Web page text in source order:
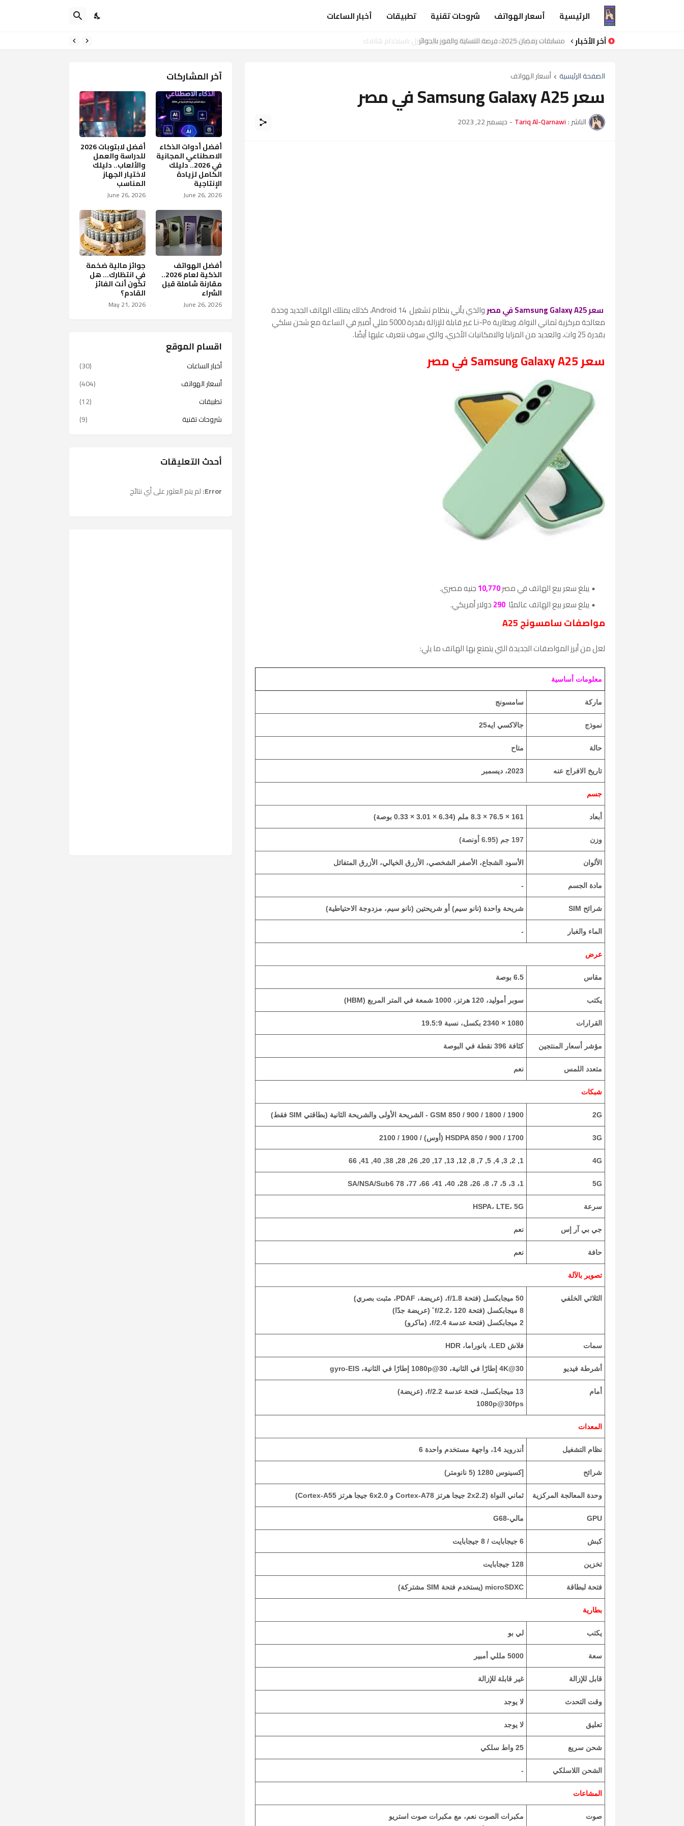
الرئيسية أسعار الهواتف شروحات تقنية تطبيقات
أخبار الساعات
آخر الأخبار
مسابقات رمضان 2025: فرصة للتسلية والفوز بالجوائز
الصفحة الرئيسية أسعار الهواتف
سعر Samsung Galaxy A25 في مصر
الناشر : Tariq Al-Qarnawi
- ديسمبر 22, 2023
سعر Samsung Galaxy A25 في مصر والذييأتي بنظام تشغيل Android 14، كذلك يمتلك الهاتف الجديد وحدة
معالجة مركزية ثماني النواة، وبطاريةLi-Po
غير قابلة للإزالة بقدرة 5000 مللي أمبير في الساعة مع شحن سلكي
بقدرة 25 وات، والعديد من المزايا والامكانيات الأخري، والتي سوف نتعرف عليها أيضًا.
سعر Samsung Galaxy A25 في مصر
يبلغ سعر بيع الهاتف في مصر10,770جنيه مصري.
يبلغ سعر بيع الهاتف عالميًا290دولار أمريكي.
مواصفات سامسونج A25
لعل من أبرز المواصفات الجديدة التي يتمتع بها الهاتف ما يلي:
معلومات أساسية
ماركة سامسونج
نموذج جالاكسي ايه25
حالة متاح
تاريخ الافراج عنه 2023، ديسمبر
جسم
أبعاد 161 × 76.5 × 8.3 ملم (6.34 × 3.01 × 0.33 بوصة)
وزن 197 جم (6.95 أونصة)
الألوان الأسود الشجاع، الأصفر الشخصي، الأزرق الخيالي، الأزرق المتفائل
مادة الجسم -
شرائح SIM شريحة واحدة (نانو سيم) أو شريحتين (نانو سيم، مزدوجة الاحتياطية)
الماء والغبار -
عرض
مقاس 6.5 بوصة
يكتب سوبر أموليد، 120 هرتز، 1000 شمعة في المتر المربع (HBM)
القرارات 1080 × 2340 بكسل، نسبة 19.5:9
مؤشر أسعار المنتجين كثافة 396 نقطة في البوصة
متعدد اللمس نعم
شبكات
2G GSM 850 / 900 / 1800 / 1900 - الشريحة الأولى والشريحة الثانية (بطاقتي SIM فقط)
3G HSDPA 850 / 900 / 1700 (أوس) / 1900 / 2100
4G
1, 2, 3, 4, 5, 7, 8, 12, 13, 17, 20, 26, 28, 38, 40, 41, 66
5G 1، 3، 5، 7، 8، 26، 28، 40، 41، 66، 77، 78 SA/NSA/Sub6
سرعة HSPA، LTE، 5G
جي بي آر إس نعم
حافة نعم
تصوير بالآلة
الثلاثي الخلفي
50 ميجابكسل (فتحة f/1.8، (عريضة، PDAF، مثبت بصري)
8 ميجابكسل (فتحة f/2.2، 120˚ (عريضة جدًا)
2 ميجابكسل (فتحة عدسة f/2.4، (ماكرو)
سمات فلاش LED، بانوراما، HDR
أشرطة فيديو 4K@30 إطارًا في الثانية، 1080p@30 إطارًا في الثانية، gyro-EIS
أمام
13 ميجابكسل، فتحة عدسة f/2.2، (عريضة)
1080p@30fps
المعدات
نظام التشغيل أندرويد 14، واجهة مستخدم واحدة 6
شرائح إكسينوس 1280 (5 نانومتر)
وحدة المعالجة المركزية ثماني النواة (2x2.2 جيجا هرتز Cortex-A78 و 6x2.0 جيجا هرتز Cortex-A55)
GPU مالي-G68
كبش 6 جيجابايت / 8 جيجابايت
تخزين 128 جيجابايت
فتحة لبطاقة microSDXC (يستخدم فتحة SIM مشتركة)
بطارية
يكتب لي بو
سعة 5000 مللي أمبير
قابل للإزالة غير قابلة للإزالة
وقت التحدث لا يوجد
تعليق لا يوجد
شحن سريع 25 واط سلكي
الشحن اللاسلكي -
المشاعات
صوت
مكبرات الصوت نعم، مع مكبرات صوت استريو
آخر المشاركات
أفضل أدوات الذكاء
الاصطناعي المجانية
في 2026.. دليلك
الكامل لزيادة
الإنتاجية
June 26, 2026
أفضل لابتوبات 2026
للدراسة والعمل
والألعاب.. دليلك
لاختيار الجهاز
المناسب
June 26, 2026
أفضل الهواتف
الذكية لعام 2026..
مقارنة شاملة قبل
الشراء
June 26, 2026
جوائز مالية ضخمة
في انتظارك… هل
تكون أنت الفائز
القادم؟
May 21, 2026
اقسام الموقع
أخبار الساعات
(30)
أسعار الهواتف
(404)
تطبيقات
(12)
شروحات تقنية
(9)
أحدث التعليقات
Error: لم يتم العثور على أي نتائج